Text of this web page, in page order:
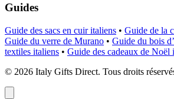
Guides
Guide des sacs en cuir italiens • Guide de la
Guide du verre de Murano • Guide du bois
textiles italiens • Guide des cadeaux de Noël
© 2026 Italy Gifts Direct. Tous droits